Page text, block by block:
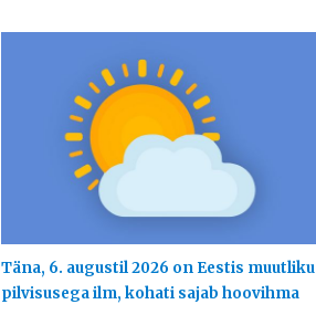
Täna, 6. augustil 2026 on Eestis muutliku
pilvisusega ilm, kohati sajab hoovihma